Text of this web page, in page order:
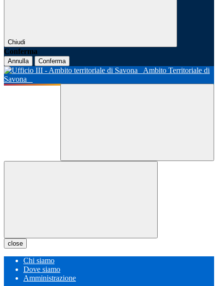
Chiudi
Conferma
Annulla Conferma
Ambito Territoriale di
Savona
close
Chi siamo
Dove siamo
Amministrazione